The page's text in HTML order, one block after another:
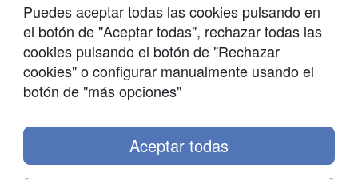
Grupo formazion:
Puedes aceptar todas las cookies pulsando en
el botón de "Aceptar todas", rechazar todas las
cookies pulsando el botón de "Rechazar
cookies" o configurar manualmente usando el
botón de "más opciones"
Aceptar todas